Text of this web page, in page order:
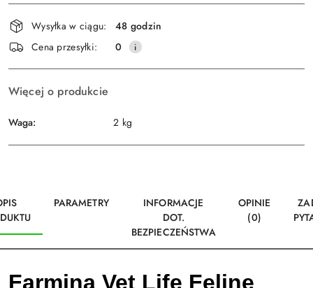
Wyślij
Dostępność
i
dostawa
Wysyłka w ciągu:
48 godzin
Cena przesyłki:
0
Więcej o produkcie
Waga: 2 kg
PARAMETRY
INFORMACJE
DOT.
BEZPIECZEŃSTWA
OPINIE
(0)
Farmina Vet Life Feline